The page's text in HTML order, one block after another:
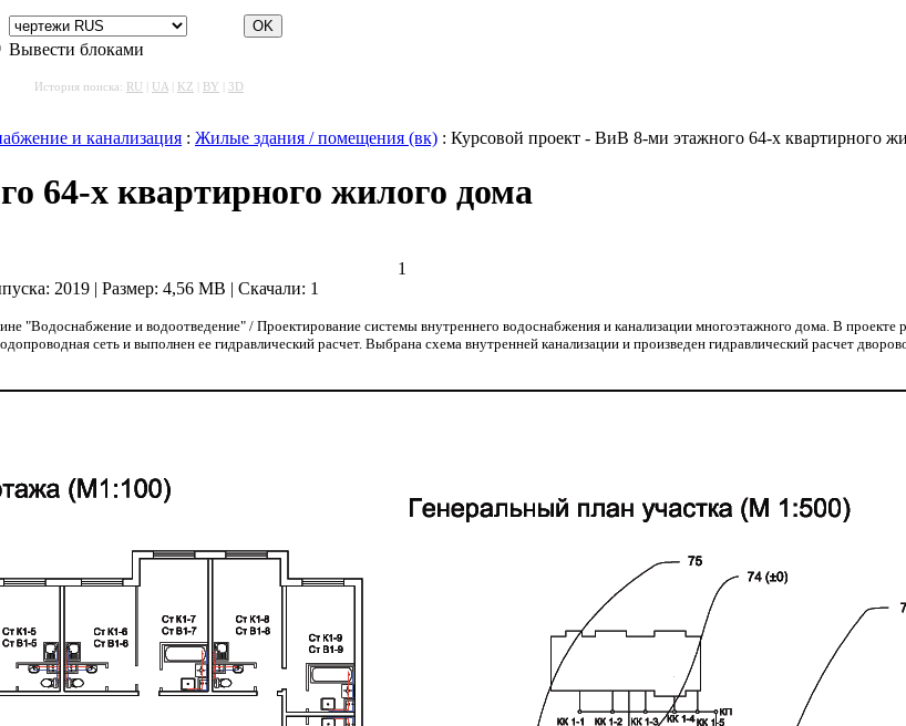
Вывести блоками
История поиска: RU UA KZ BY 3D
и канализация : Жилые здания / помещения (вк) : Курсовой проект - ВиВ 8-ми этажного 64-х квартирного
64-х квартирного жилого дома
1
2019 | Размер: 4,56 MB | Скачали: 1
и водоотведение" / Проектирование системы внутреннего водоснабжения и канализации многоэтажного дома. В проекте
сеть и выполнен ее гидравлический расчет. Выбрана схема внутренней канализации и произведен гидравлический расчет